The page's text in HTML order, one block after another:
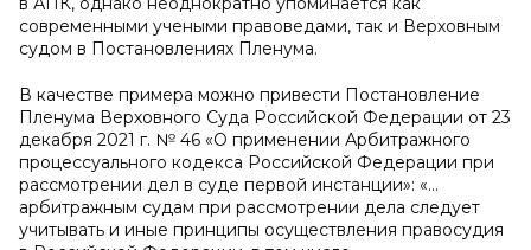
современными учеными правоведами, так и Верховным
судом в Постановлениях Пленума.
В качестве примера можно привести Постановление
Пленума Верховного Суда Российской Федерации от 23
декабря 2021 г. № 46 «О применении Арбитражного
процессуального кодекса Российской Федерации при
рассмотрении дел в суде первой инстанции»: «…
арбитражным судам при рассмотрении дела следует
учитывать и иные принципы осуществления правосудия